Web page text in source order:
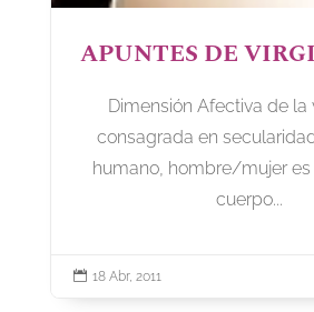
APUNTES DE
Dimensión Afectiva de la
consagrada en
humano, hombre/mujer
cuerpo...
 18 Abr, 2011